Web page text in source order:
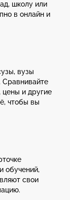
школу или
в онлайн и
вузы
Сравнивайте
цены и другие
чтобы вы
обучений,
свои